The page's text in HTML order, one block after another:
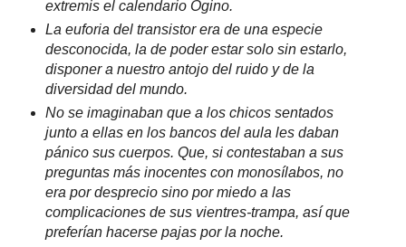
extremis el calendario Ogino.
La euforia del transistor era de una especie
desconocida, la de poder estar solo sin estarlo,
disponer a nuestro antojo del ruido y de la
diversidad del mundo.
No se imaginaban que a los chicos sentados
junto a ellas en los bancos del aula les daban
pánico sus cuerpos. Que, si contestaban a sus
preguntas más inocentes con monosílabos, no
era por desprecio sino por miedo a las
complicaciones de sus vientres-trampa, así que
preferían hacerse pajas por la noche.